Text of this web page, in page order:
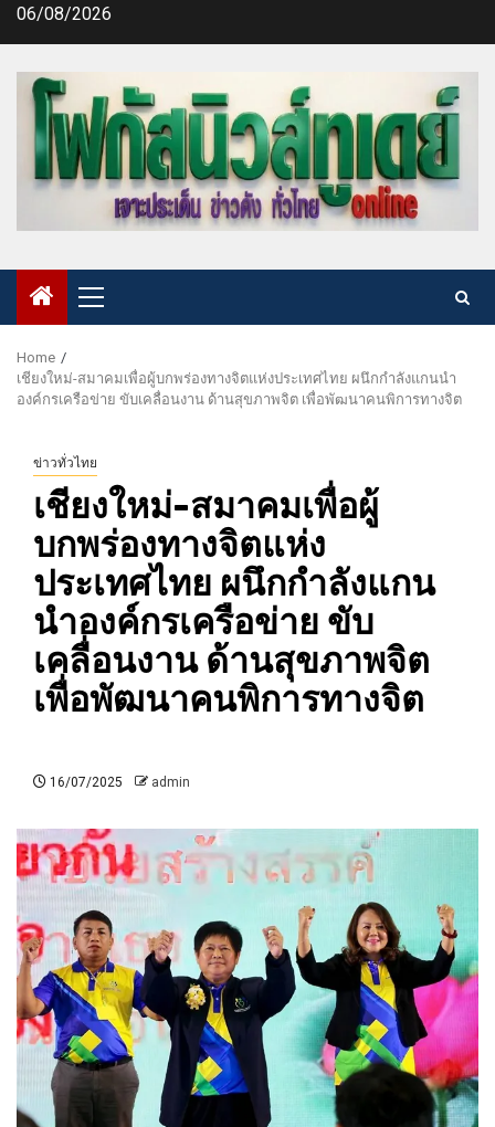
Skip06/08/2026
Primary
Menu
Home
เชียงใหม่-สมาคมเพื่อผู้บกพร่องทางจิตแห่งประเทศไทย ผนึกกำลังแกนนำ
องค์กรเครือข่าย ขับเคลื่อนงาน ด้านสุขภาพจิต เพื่อพัฒนาคนพิการทางจิต
ข่าวทั่วไทย
เชียงใหม่-สมาคมเพื่อผู้
บกพร่องทางจิตแห่ง
ประเทศไทย ผนึกกำลังแกน
นำองค์กรเครือข่าย ขับ
เคลื่อนงาน ด้านสุขภาพจิต
เพื่อพัฒนาคนพิการทางจิต
16/07/2025 admin